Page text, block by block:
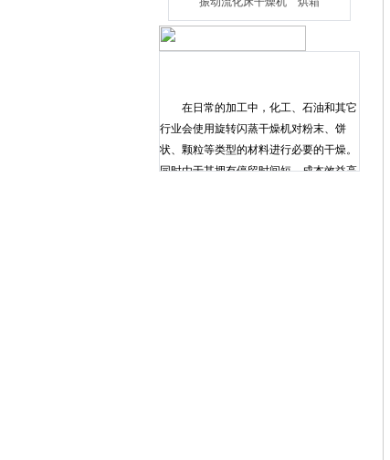
在日常的加工中，化工、石油和其它
行业会使用旋转闪蒸干燥机对粉末、饼
状、颗粒等类型的材料进行必要的干燥。
同时由于其拥有停留时间短、成本效益高